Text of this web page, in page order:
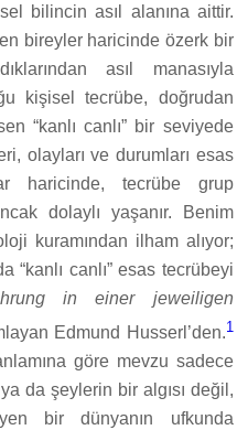
bilincin asıl alanına aittir.
bireyler haricinde özerk bir
asıl manasıyla
kişisel tecrübe, doğrudan
“kanlı canlı” bir seviyede
olayları ve durumları esas
haricinde, tecrübe grup
dolaylı yaşanır. Benim
kuramından ilham alıyor;
“kanlı canlı” esas tecrübeyi
in einer jeweiligen
Edmund Husserl’den.1
göre mevzu sadece
da şeylerin bir algısı değil,
bir dünyanın ufkunda